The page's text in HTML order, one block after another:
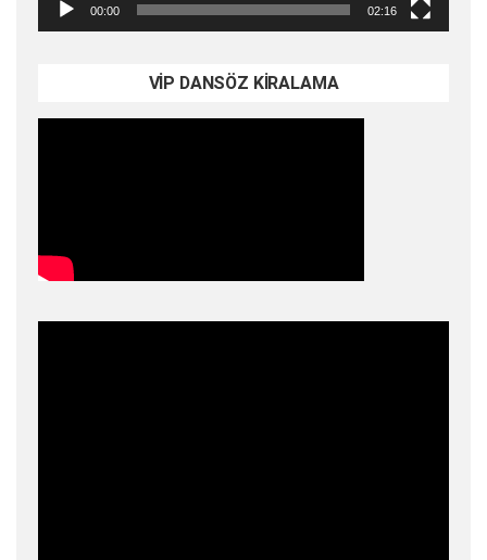
00:00 02:16
VİP DANSÖZ KİRALAMA